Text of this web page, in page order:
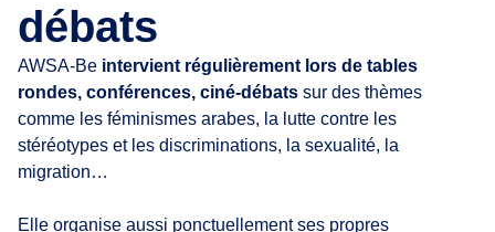
débats
AWSA-Be intervient régulièrement lors de tables
rondes, conférences, ciné-débats sur des thèmes
comme les féminismes arabes, la lutte contre les
stéréotypes et les discriminations, la sexualité, la
migration…
Elle organise aussi ponctuellement ses propres